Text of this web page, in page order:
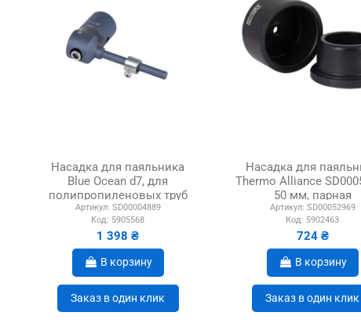
Насадка для паяльника
Blue Ocean d7, для
полипропиленовых труб
Артикул: SD00004889
Код: 5905568
1 398 ₴
В корзину
Заказ в один клик
Насадка для
Thermo Alliance
50 мм, парная
Артикул: SD00052969
Код: 5902463
724 ₴
В корзину
Заказ в один клик